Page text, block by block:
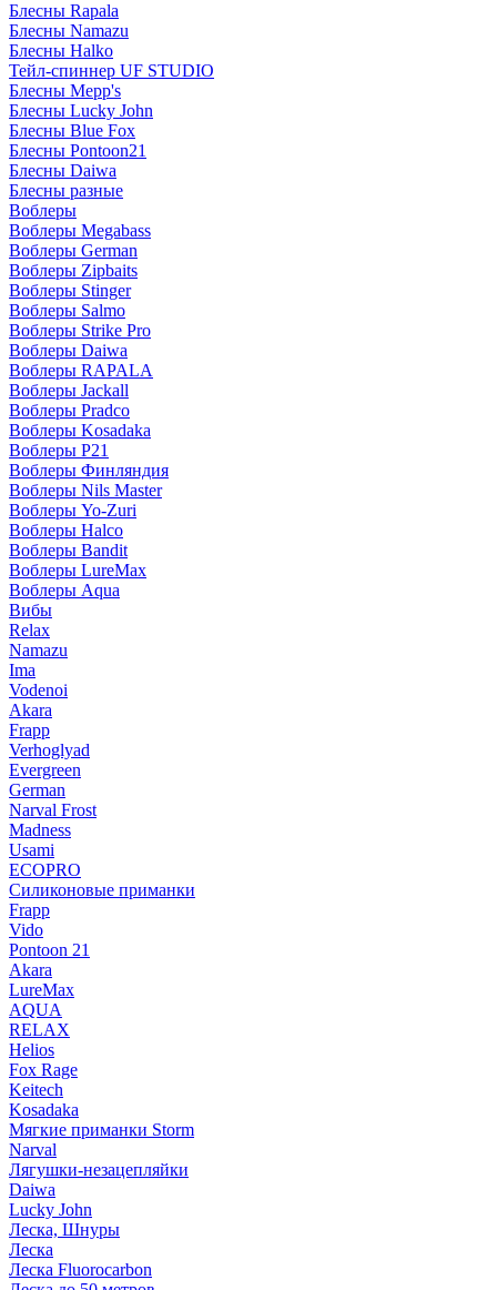
Блесны Rapala
Блесны Namazu
Блесны Halko
Тейл-спиннер UF STUDIO
Блесны Mepp's
Блесны Lucky John
Блесны Blue Fox
Блесны Pontoon21
Блесны Daiwa
Блесны разные
Воблеры
Воблеры Megabass
Воблеры German
Воблеры Zipbaits
Воблеры Stinger
Воблеры Salmo
Воблеры Strike Pro
Воблеры Daiwa
Воблеры RAPALA
Воблеры Jackall
Воблеры Pradco
Воблеры Kosadaka
Воблеры P21
Воблеры Финляндия
Воблеры Nils Master
Воблеры Yo-Zuri
Воблеры Halco
Воблеры Bandit
Воблеры LureMax
Воблеры Aqua
Вибы
Relax
Namazu
Ima
Vodenoi
Akara
Frapp
Verhoglyad
Evergreen
German
Narval Frost
Madness
Usami
ECOPRO
Силиконовые приманки
Frapp
Vido
Pontoon 21
Akara
LureMax
AQUA
RELAX
Helios
Fox Rage
Keitech
Kosadaka
Мягкие приманки Storm
Narval
Лягушки-незацепляйки
Daiwa
Lucky John
Леска, Шнуры
Леска
Леска Fluorocarbon